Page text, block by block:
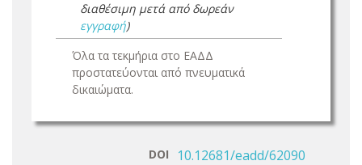
διαθέσιμη μετά από δωρεάν
εγγραφή)
Όλα τα τεκμήρια στο ΕΑΔΔ
προστατεύονται από πνευματικά
δικαιώματα.
DOI 10.12681/eadd/62090